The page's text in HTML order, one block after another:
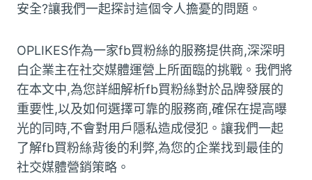
安全?讓我們一起探討這個令人擔憂的問題。
OPLIKES作為一家fb買粉絲的服務提供商,深深明
白企業主在社交媒體運營上所面臨的挑戰。我們將
在本文中,為您詳細解析fb買粉絲對於品牌發展的
重要性,以及如何選擇可靠的服務商,確保在提高曝
光的同時,不會對用戶隱私造成侵犯。讓我們一起
了解fb買粉絲背後的利弊,為您的企業找到最佳的
社交媒體營銷策略。